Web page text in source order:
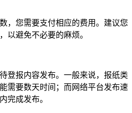
，您需要支付相应的费用。建议您
以避免不必要的麻烦。
登报内容发布。一般来说，报纸类
需要数天时间；而网络平台发布速
完成发布。